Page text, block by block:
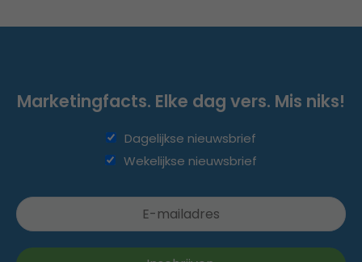
Marketingfacts. Elke dag vers. Mis niks!
Dagelijkse nieuwsbrief
Wekelijkse nieuwsbrief